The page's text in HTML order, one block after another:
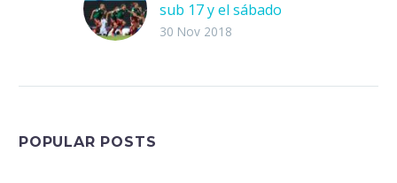
sub 17 y el sábado
mágico
30 Nov 2018
POPULAR POSTS